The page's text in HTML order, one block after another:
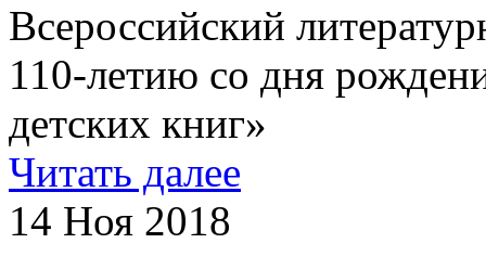
Всероссийский
110-летию со дня
детских книг»
Читать далее
14 Ноя 2018